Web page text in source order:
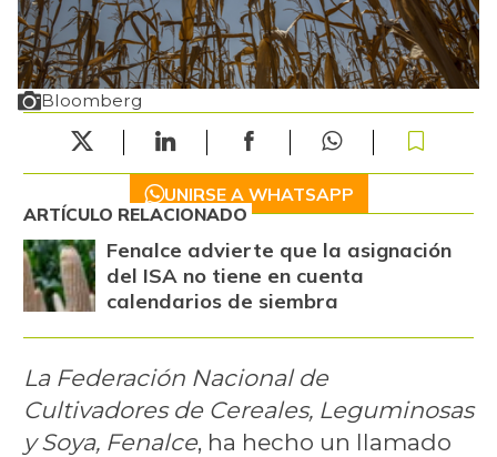
Bloomberg
UNIRSE A WHATSAPP
ARTÍCULO RELACIONADO
Fenalce advierte que la asignación
del ISA no tiene en cuenta
calendarios de siembra
La Federación Nacional de
Cultivadores de Cereales, Leguminosas
y Soya, Fenalce, ha hecho un llamado